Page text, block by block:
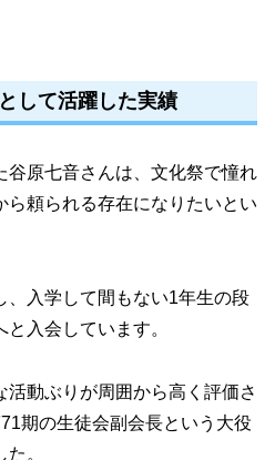
して活躍した実績
谷原七音さんは、文化祭で憧れ
ら頼られる存在になりたいとい
、入学して間もない1年生の段
入会しています。
動ぶりが周囲から高く評価さ
期の生徒会副会長という大役
。